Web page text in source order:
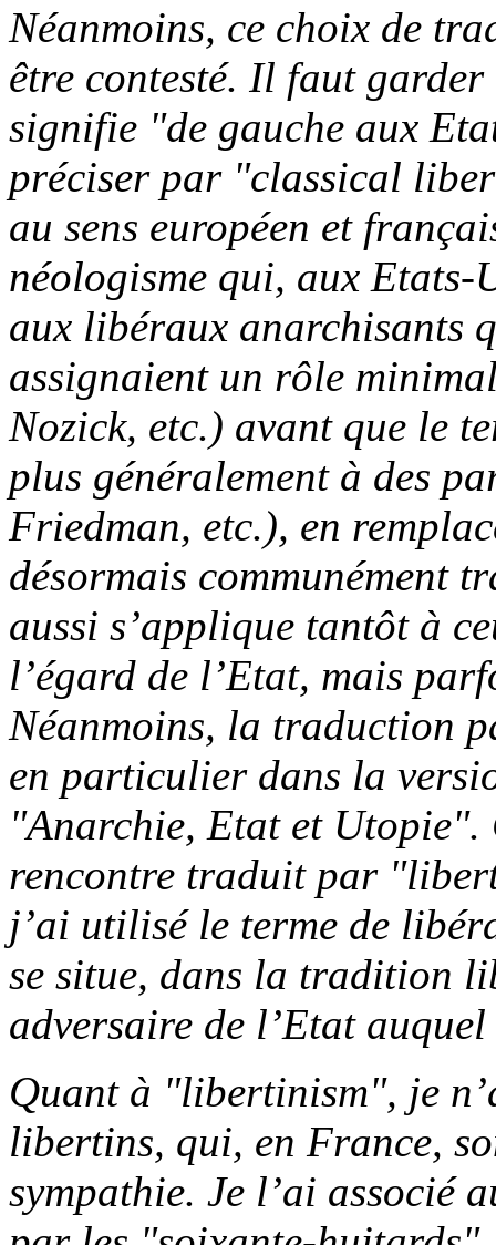
Néanmoins, ce choix de
être contesté. Il faut
signifie "de gauche aux
préciser par "classical
au sens européen et
néologisme qui, aux Etats-
aux libéraux anarchisants
assignaient un rôle
Nozick, etc.) avant que le
plus généralement à des
Friedman, etc.), en
désormais
aussi s’applique tantôt à
l’égard de l’Etat, mais
Néanmoins, la traduction
en particulier dans la
"Anarchie, Etat et
rencontre traduit par
j’ai utilisé le terme de
se situe, dans la tradition
adversaire de l’Etat
Quant à "libertinism", je
libertins, qui, en France,
sympathie. Je l’ai associé